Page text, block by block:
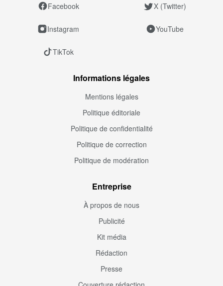
Facebook X (Twitter)
Instagram YouTube
TikTok
Informations légales
Mentions légales
Politique éditoriale
Politique de confidentialité
Politique de correction
Politique de modération
Entreprise
À propos de nous
Publicité
Kit média
Rédaction
Presse